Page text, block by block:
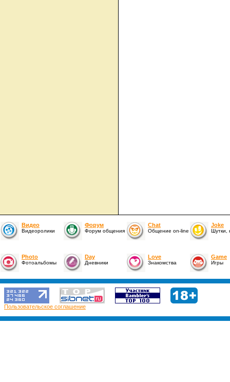
Видео
Видеоролики
Форум
Форум общения
Chat
Общение on-line
Joke
Шутки,
Photo
Фотоальбомы
Day
Дневники
Love
Знакомства
Game
Игры
Пользовательское соглашение